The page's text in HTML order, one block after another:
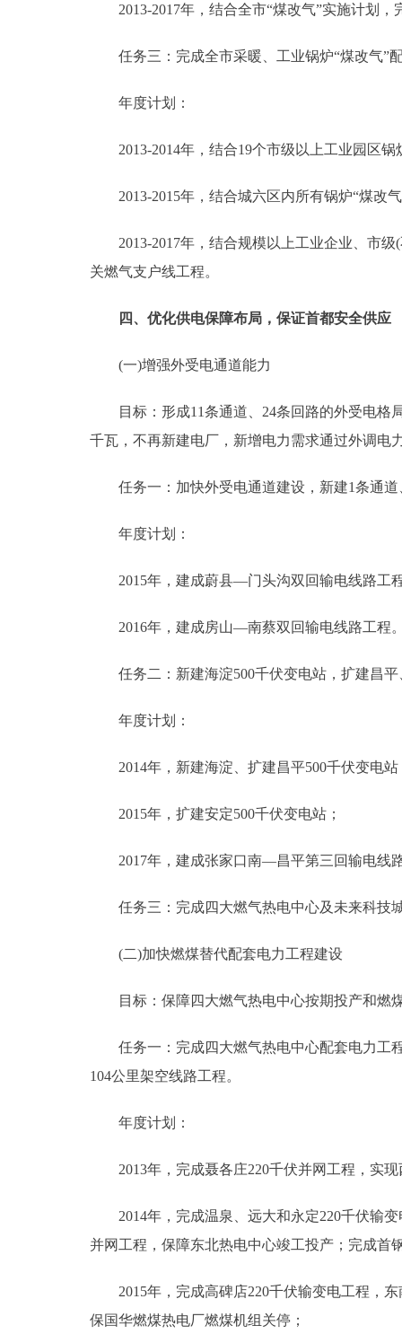
2013-2017年，结合全市“煤改气”实施计划，
任务三：完成全市采暖、工业锅炉“煤改气”
年度计划：
2013-2014年，结合19个市级以上工业园区锅
2013-2015年，结合城六区内所有锅炉“煤改
2013-2017年，结合规模以上工业企业、市级(
关燃气支户线工程。
四、优化供电保障布局，保证首都安全供应
(一)增强外受电通道能力
目标：形成11条通道、24条回路的外受电格局
千瓦，不再新建电厂，新增电力需求通过外调电
任务一：加快外受电通道建设，新建1条通道
年度计划：
2015年，建成蔚县—门头沟双回输电线路工
2016年，建成房山—南蔡双回输电线路工程
任务二：新建海淀500千伏变电站，扩建昌平
年度计划：
2014年，新建海淀、扩建昌平500千伏变电站
2015年，扩建安定500千伏变电站；
2017年，建成张家口南—昌平第三回输电线
任务三：完成四大燃气热电中心及未来科技
(二)加快燃煤替代配套电力工程建设
目标：保障四大燃气热电中心按期投产和燃
任务一：完成四大燃气热电中心配套电力工程
104公里架空线路工程。
年度计划：
2013年，完成聂各庄220千伏并网工程，实现
2014年，完成温泉、远大和永定220千伏输变
并网工程，保障东北热电中心竣工投产；完成首
2015年，完成高碑店220千伏输变电工程，东
保国华燃煤热电厂燃煤机组关停；